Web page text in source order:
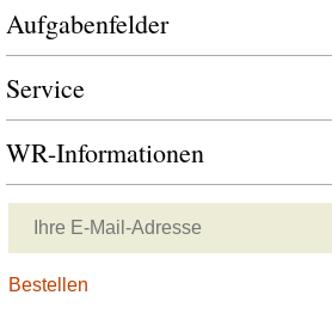
Aufgabenfelder
Service
WR-Informationen